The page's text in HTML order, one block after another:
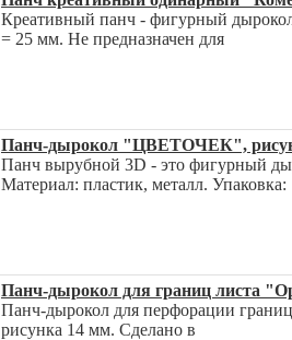
Креативный панч - фигурный дырокол
= 25 мм. Не предназначен для
Панч-дырокол "ЦВЕТОЧЕК",
Панч вырубной 3D - это фигурный
Материал: пластик, металл. Упаковка:
Панч-дырокол для границ листа
Панч-дырокол для перфорации
рисунка 14 мм. Сделано в